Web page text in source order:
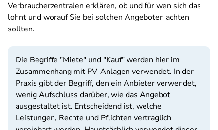
Verbraucherzentralen erklären, ob und für wen sich das
lohnt und worauf Sie bei solchen Angeboten achten
sollten.
Die Begriffe "Miete" und "Kauf" werden hier im
Zusammenhang mit PV-Anlagen verwendet. In der
Praxis gibt der Begriff, den ein Anbieter verwendet,
wenig Aufschluss darüber, wie das Angebot
ausgestaltet ist. Entscheidend ist, welche
Leistungen, Rechte und Pflichten vertraglich